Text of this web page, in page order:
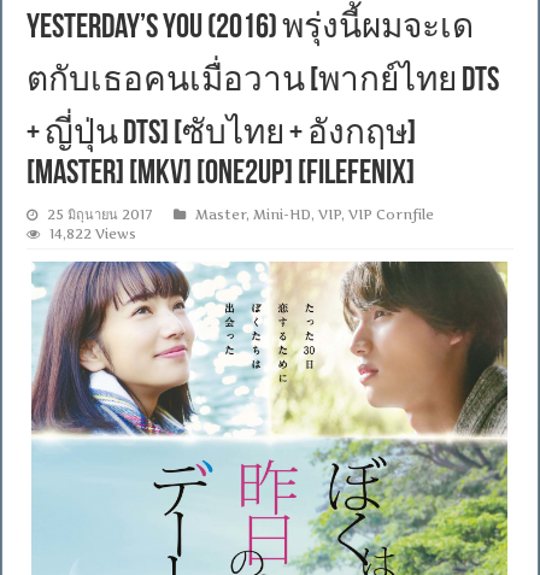
Yesterday’s You (2016) พรุ่งนี้ผมจะเด
ตกับเธอคนเมื่อวาน [พากย์ไทย DTS
+ ญี่ปุ่น DTS] [ซับไทย + อังกฤษ]
[MASTER] [MKV] [ONE2UP] [Filefenix]
25 มิถุนายน 2017 Master,Mini-HD,VIP,VIP Cornfile
14,822 Views